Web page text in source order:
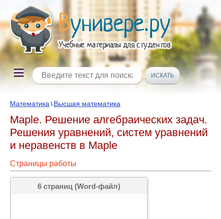
Математика \ Высшая математика
Maple. Решение алгебраических задач.
Решения уравнений, систем уравнений
и неравенств в Maple
Страницы работы
6 страниц (Word-файл)